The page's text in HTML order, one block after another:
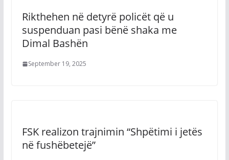
Rikthehen në detyrë policët që u
suspenduan pasi bënë shaka me
Dimal Bashën
September 19, 2025
FSK realizon trajnimin “Shpëtimi i jetës
në fushëbetejë”